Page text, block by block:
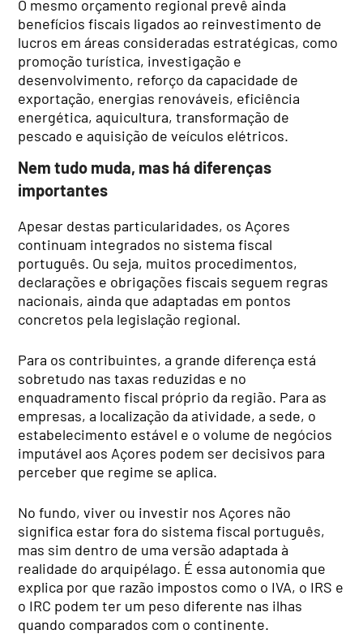
O mesmo orçamento regional prevê ainda
benefícios fiscais ligados ao reinvestimento de
lucros em áreas consideradas estratégicas, como
promoção turística, investigação e
desenvolvimento, reforço da capacidade de
exportação, energias renováveis, eficiência
energética, aquicultura, transformação de
pescado e aquisição de veículos elétricos.
Nem tudo muda, mas há diferenças
importantes
Apesar destas particularidades, os Açores
continuam integrados no sistema fiscal
português. Ou seja, muitos procedimentos,
declarações e obrigações fiscais seguem regras
nacionais, ainda que adaptadas em pontos
concretos pela legislação regional.
Para os contribuintes, a grande diferença está
sobretudo nas taxas reduzidas e no
enquadramento fiscal próprio da região. Para as
empresas, a localização da atividade, a sede, o
estabelecimento estável e o volume de negócios
imputável aos Açores podem ser decisivos para
perceber que regime se aplica.
No fundo, viver ou investir nos Açores não
significa estar fora do sistema fiscal português,
mas sim dentro de uma versão adaptada à
realidade do arquipélago. É essa autonomia que
explica por que razão impostos como o IVA, o IRS e
o IRC podem ter um peso diferente nas ilhas
quando comparados com o continente.